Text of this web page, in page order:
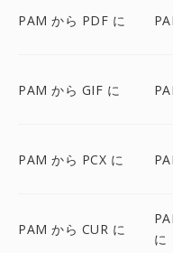
PAM から PDF に
PAM から GIF に
PAM から PCX に
PAM から CUR に
に